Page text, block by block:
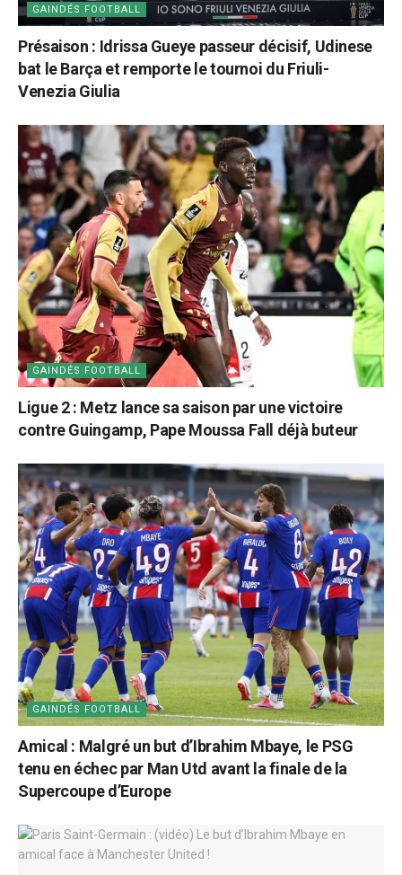
GAINDÉS FOOTBALL
Présaison : Idrissa Gueye passeur décisif, Udinese
bat le Barça et remporte le tournoi du Friuli-
Venezia Giulia
GAINDÉS FOOTBALL
Ligue 2 : Metz lance sa saison par une victoire
contre Guingamp, Pape Moussa Fall déjà buteur
GAINDÉS FOOTBALL
Amical : Malgré un but d’Ibrahim Mbaye, le PSG
tenu en échec par Man Utd avant la finale de la
Supercoupe d’Europe